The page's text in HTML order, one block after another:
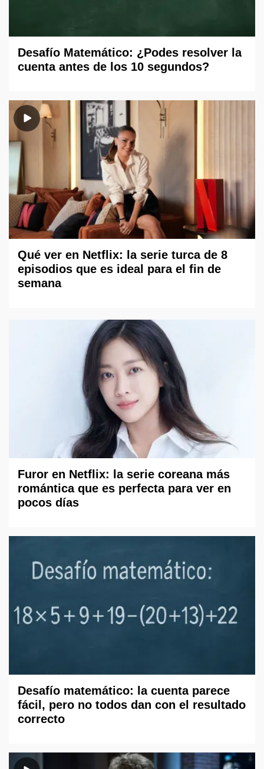
Desafío Matemático: ¿Podes resolver la
cuenta antes de los 10 segundos?
Qué ver en Netflix: la serie turca de 8
episodios que es ideal para el fin de
semana
Furor en Netflix: la serie coreana más
romántica que es perfecta para ver en
pocos días
Desafío matemático: la cuenta parece
fácil, pero no todos dan con el resultado
correcto